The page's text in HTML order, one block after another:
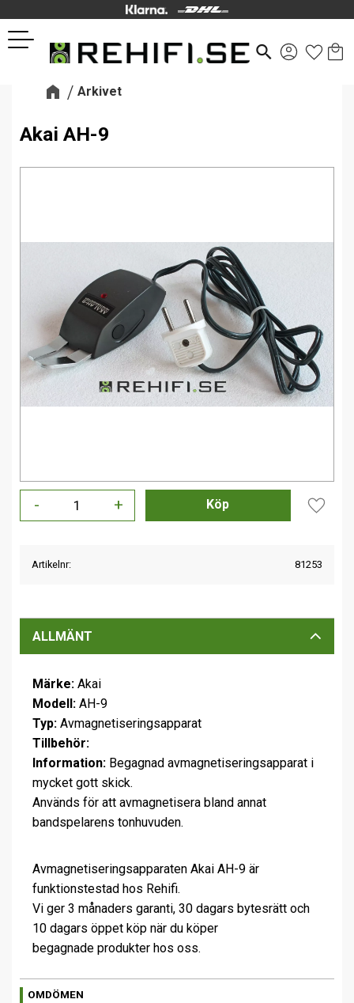
Meny
search
Arkivet
Akai AH-9
+
-
Lägg
Artikelnr 81253
ALLMÄNT
Märke: Akai
Modell: AH-9
Typ: Avmagnetiseringsapparat
Tillbehör:
Information: Begagnad avmagnetiseringsapparat i
mycket gott skick.
Används för att avmagnetisera bland annat
bandspelarens tonhuvuden.
Avmagnetiseringsapparaten Akai AH-9 är
funktionstestad hos Rehifi.
Vi ger 3 månaders garanti, 30 dagars bytesrätt och
10 dagars öppet köp när du köper
begagnade produkter hos oss.
OMDÖMEN